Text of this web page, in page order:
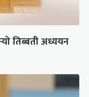
तिब्बती अध्ययन